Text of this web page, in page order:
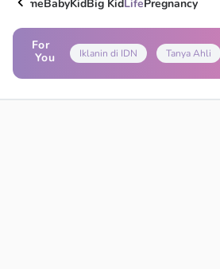
HomeBabyKidBig KidLifePregnancy
For
You
Iklanin di IDN Tanya Ahli